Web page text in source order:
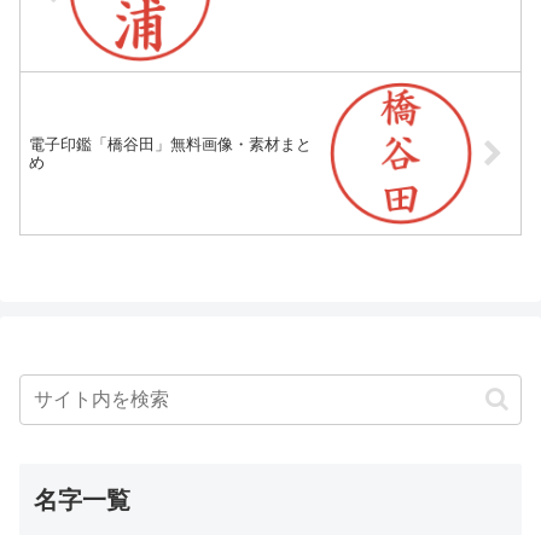
電子印鑑「橋谷田」無料画像・素材まと
め
名字一覧